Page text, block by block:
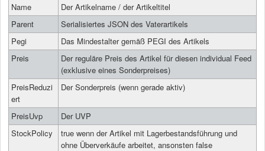
Name
Der Artikelname / der Artikeltitel
Parent
Serialisiertes JSON des Vaterartikels
Pegi
Das Mindestalter gemäß PEGI des Artikels
Preis
Der reguläre Preis des Artikel für diesen individual Feed
(exklusive eines Sonderpreises)
PreisReduzi
ert
Der Sonderpreis (wenn gerade aktiv)
PreisUvp
Der UVP
StockPolicy
true wenn der Artikel mit Lagerbestandsführung und
ohne Überverkäufe arbeitet, ansonsten false